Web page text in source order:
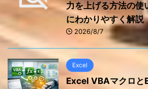
力を上げる方法の使
にわかりやすく解説
2026/8/7
Excel
Excel VBAマクロと